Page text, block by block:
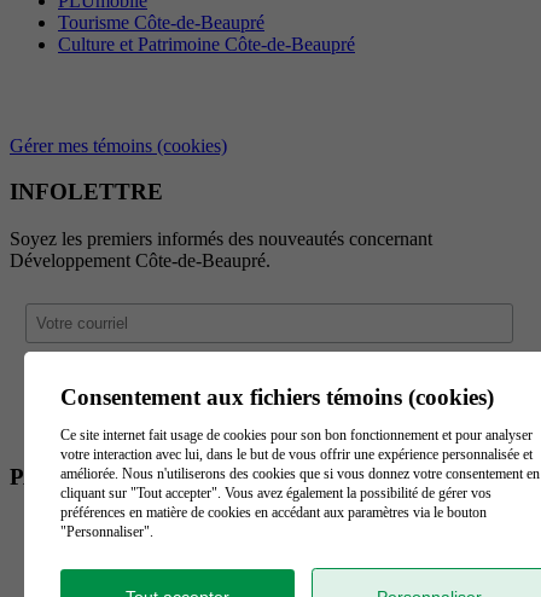
Tourisme Côte-de-Beaupré
Culture et Patrimoine Côte-de-Beaupré
Gérer mes témoins (cookies)
INFOLETTRE
Soyez les premiers informés des nouveautés concernant
Développement Côte-de-Beaupré.
PARTENAIRES
Consentement aux fichiers témoins (cookies)
Ce site internet fait usage de cookies pour son bon fonctionnement et pour analyser
votre interaction avec lui, dans le but de vous offrir une expérience personnalisée et
améliorée. Nous n'utiliserons des cookies que si vous donnez votre consentement en
cliquant sur "Tout accepter". Vous avez également la possibilité de gérer vos
préférences en matière de cookies en accédant aux paramètres via le bouton
"Personnaliser".